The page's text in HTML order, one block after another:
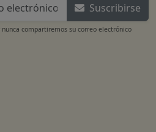
Suscribirse
compartiremos su correo electrónico